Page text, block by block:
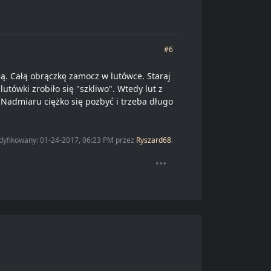
#6
Całą obrączkę zamocz w lutówce. Staraj
zrobiło się "szkliwo". Wtedy lut z
ciężko się pozbyć i trzeba długo
01-24-2017, 06:23 PM przez Ryszard68.